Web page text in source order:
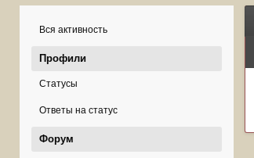
Вся активность
Профили
Статусы
Ответы на статус
Форум